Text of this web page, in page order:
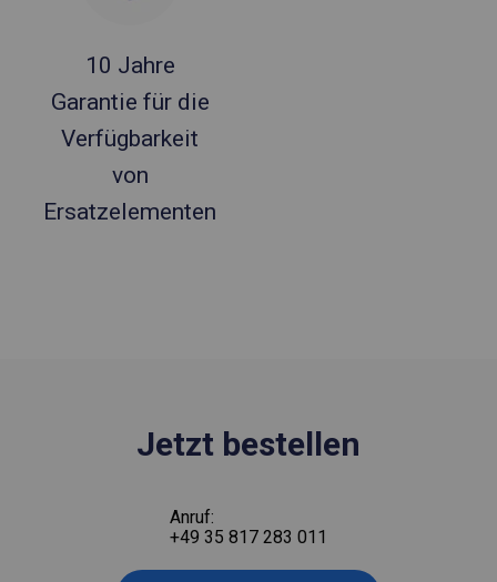
10 Jahre
Garantie für die
Verfügbarkeit
von
Ersatzelementen
Jetzt bestellen
Anruf:
+49 35 817 283 011